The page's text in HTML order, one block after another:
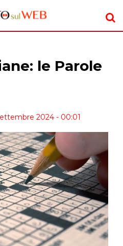
le Parole
2024 - 00:01